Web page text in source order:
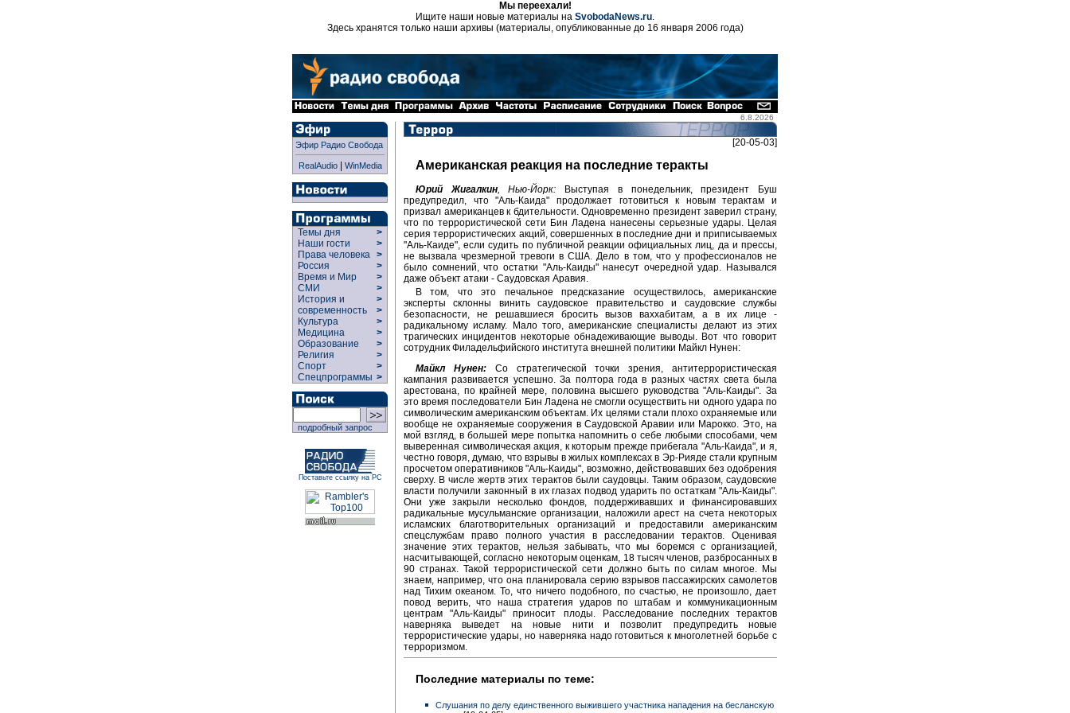
Мы переехали!
Ищите наши новые материалы на SvobodaNews.ru.
Здесь хранятся только наши архивы (материалы, опубликованные до 16 января 2006 года)
6.8.2026
Эфир Радио Свобода
RealAudio| WinMedia
Темы дня
>
Наши гости
>
Права человека >
Россия
>
Время и Мир
>
СМИ
>
История и
современность
>
>
Культура
>
Медицина
>
Образование
>
Религия
>
Спорт
>
Спецпрограммы >
подробный запрос
Поставьте ссылку на РС
[20-05-03]
Американская реакция на последние теракты
Юрий Жигалкин, Нью-Йорк: Выступая в понедельник, президент Буш
предупредил, что "Аль-Каида" продолжает готовиться к новым терактам и
призвал американцев к бдительности. Одновременно президент заверил страну,
что по террористической сети Бин Ладена нанесены серьезные удары. Целая
серия террористических акций, совершенных в последние дни и приписываемых
"Аль-Каиде", если судить по публичной реакции официальных лиц, да и прессы,
не вызвала чрезмерной тревоги в США. Дело в том, что у профессионалов не
было сомнений, что остатки "Аль-Каиды" нанесут очередной удар. Назывался
даже объект атаки - Саудовская Аравия.
В том, что это печальное предсказание осуществилось, американские
эксперты склонны винить саудовское правительство и саудовские службы
безопасности, не решавшиеся бросить вызов ваххабитам, а в их лице -
радикальному исламу. Мало того, американские специалисты делают из этих
трагических инцидентов некоторые обнадеживающие выводы. Вот что говорит
сотрудник Филадельфийского института внешней политики Майкл Нунен:
Майкл Нунен:Со стратегической точки зрения, антитеррористическая
кампания развивается успешно. За полтора года в разных частях света была
арестована, по крайней мере, половина высшего руководства "Аль-Каиды". За
это время последователи Бин Ладена не смогли осуществить ни одного удара по
символическим американским объектам. Их целями стали плохо охраняемые или
вообще не охраняемые сооружения в Саудовской Аравии или Марокко. Это, на
мой взгляд, в большей мере попытка напомнить о себе любыми способами, чем
выверенная символическая акция, к которым прежде прибегала "Аль-Каида", и я,
честно говоря, думаю, что взрывы в жилых комплексах в Эр-Рияде стали крупным
просчетом оперативников "Аль-Каиды", возможно, действовавших без одобрения
сверху. В числе жертв этих терактов были саудовцы. Таким образом, саудовские
власти получили законный в их глазах подвод ударить по остаткам "Аль-Каиды".
Они уже закрыли несколько фондов, поддерживавших и финансировавших
радикальные мусульманские организации, наложили арест на счета некоторых
исламских благотворительных организаций и предоставили американским
спецслужбам право полного участия в расследовании терактов. Оценивая
значение этих терактов, нельзя забывать, что мы боремся с организацией,
насчитывающей, согласно некоторым оценкам, 18 тысяч членов, разбросанных в
90 странах. Такой террористической сети должно быть по силам многое. Мы
знаем, например, что она планировала серию взрывов пассажирских самолетов
над Тихим океаном. То, что ничего подобного, по счастью, не произошло, дает
повод верить, что наша стратегия ударов по штабам и коммуникационным
центрам "Аль-Каиды" приносит плоды. Расследование последних терактов
наверняка выведет на новые нити и позволит предупредить новые
террористические удары, но наверняка надо готовиться к многолетней борьбе с
терроризмом.
Последние материалы по теме:
Слушания по делу единственного выжившего участника нападения на бесланскую